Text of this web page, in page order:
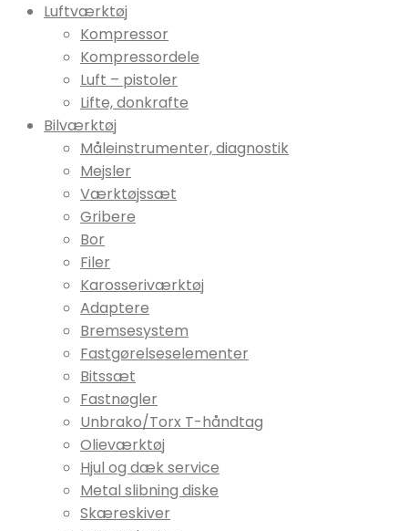
Luftværktøj
Kompressor
Kompressordele
Luft – pistoler
Lifte, donkrafte
Bilværktøj
Måleinstrumenter, diagnostik
Mejsler
Værktøjssæt
Gribere
Bor
Filer
Karosseriværktøj
Adaptere
Bremsesystem
Fastgørelseselementer
Bitssæt
Fastnøgler
Unbrako/Torx T-håndtag
Olieværktøj
Hjul og dæk service
Metal slibning diske
Skæreskiver